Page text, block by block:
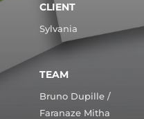
CLIENT
Sylvania
TEAM
Bruno Dupille /
Faranaze Mitha